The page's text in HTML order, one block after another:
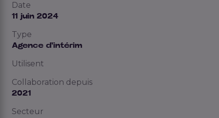
Date
11 juin 2024
Type
Agence d'intérim
Utilisent
Collaboration depuis
2021
Secteur